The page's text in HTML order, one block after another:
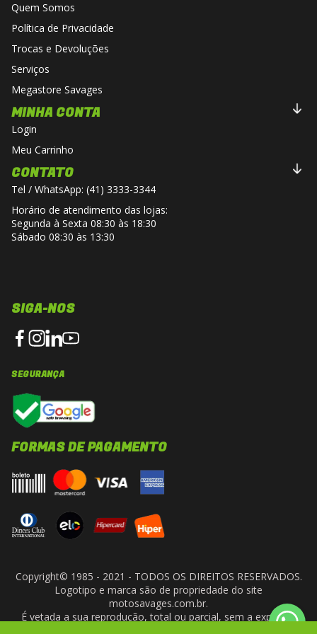
Quem Somos
Política de Privacidade
Trocas e Devoluções
Serviços
Megastore Savages
MINHA CONTA
Login
Meu Carrinho
CONTATO
Tel / WhatsApp: (41) 3333-3344
Horário de atendimento das lojas:
Segunda à Sexta 08:30 às 18:30
Sábado 08:30 às 13:30
SIGA-NOS
SEGURANÇA
FORMAS DE PAGAMENTO
Copyright© 1985 - 2021 - TODOS OS DIREITOS RESERVADOS.
Logotipo e marca são de propriedade do site
motosavages.com.br.
É vetada a sua reprodução, total ou parcial, sem a expressa